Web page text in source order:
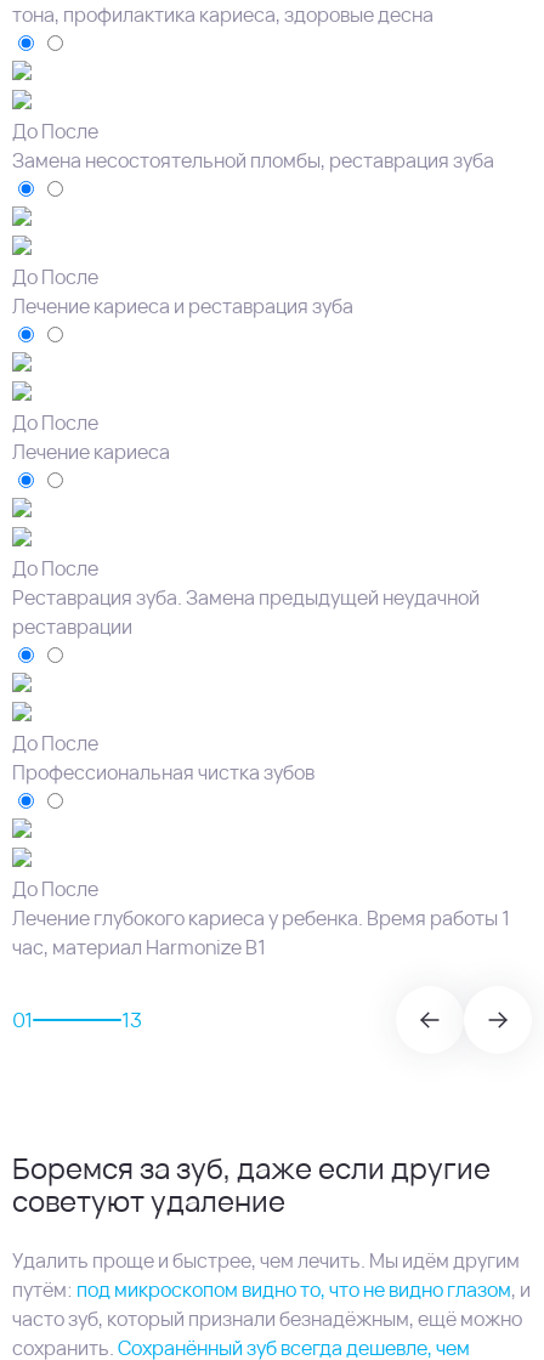
тона, профилактика кариеса, здоровые десна
ДоПосле
Замена несостоятельной пломбы, реставрация зуба
ДоПосле
Лечение кариеса и реставрация зуба
ДоПосле
Лечение кариеса
ДоПосле
Реставрация зуба. Замена предыдущей неудачной
реставрации
ДоПосле
Профессиональная чистка зубов
ДоПосле
Лечение глубокого кариеса у ребенка. Время работы 1
час, материал Harmonize B1
01 13
Боремся за зуб, даже если другие
советуют удаление
Удалить проще и быстрее, чем лечить. Мы идём другим
путём: под микроскопом видно то, что не видно глазом, и
часто зуб, который признали безнадёжным, ещё можно
сохранить.Сохранённый зуб всегда дешевле, чем